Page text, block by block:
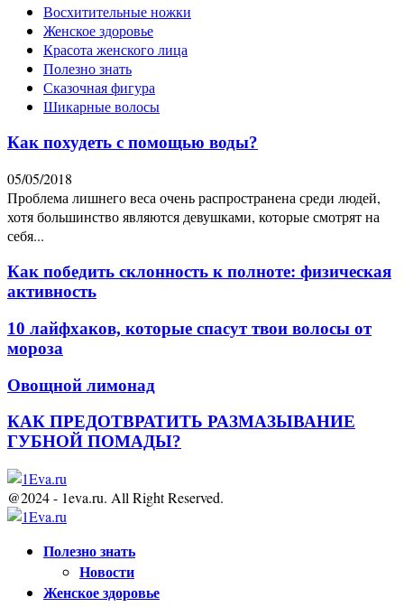
Восхитительные ножки
Женское здоровье
Красота женского лица
Полезно знать
Сказочная фигура
Шикарные волосы
Как похудеть с помощью воды?
05/05/2018
Проблема лишнего веса очень распространена среди людей,
хотя большинство являются девушками, которые смотрят на
себя...
Как победить склонность к полноте: физическая
активность
10 лайфхаков, которые спасут твои волосы от
мороза
Овощной лимонад
КАК ПРЕДОТВРАТИТЬ РАЗМАЗЫВАНИЕ
ГУБНОЙ ПОМАДЫ?
@2024 - 1eva.ru. All Right Reserved.
Полезно знать
Новости
Женское здоровье